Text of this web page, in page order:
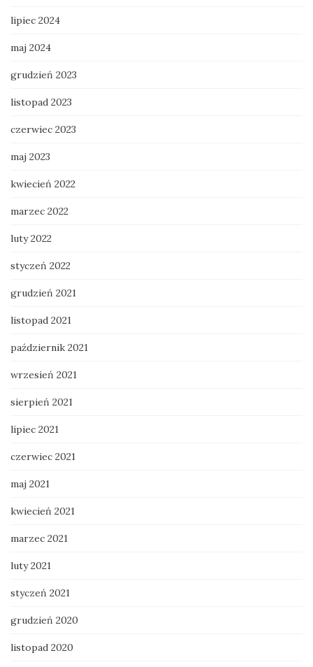
lipiec 2024
maj 2024
grudzień 2023
listopad 2023
czerwiec 2023
maj 2023
kwiecień 2022
marzec 2022
luty 2022
styczeń 2022
grudzień 2021
listopad 2021
październik 2021
wrzesień 2021
sierpień 2021
lipiec 2021
czerwiec 2021
maj 2021
kwiecień 2021
marzec 2021
luty 2021
styczeń 2021
grudzień 2020
listopad 2020